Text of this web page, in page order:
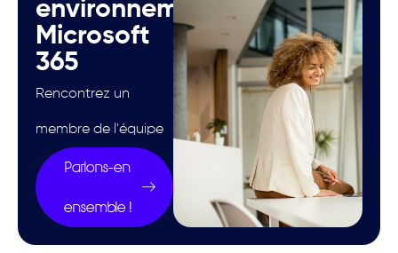
environnement
Microsoft
365
Rencontrez un
membre de l'équipe
Parlons-en
ensemble !